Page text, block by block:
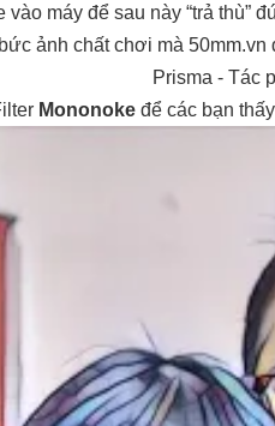
máy để sau này “trả thù”
ảnh chất chơi mà 50mm.vn
Mononoke để các bạn